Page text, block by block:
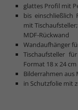
glattes Profil mit
bis einschließlich
mit
MDF-Rückwand
Wandaufhänger
Tischaufsteller
Format 18 x 24 cm
Bilderrahmen aus
in Schutzfolie mit